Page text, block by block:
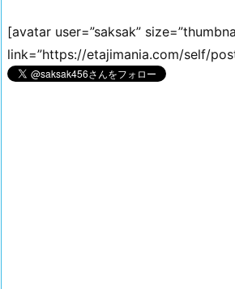
[avatar user=”saksak”
link=”https://etajimania.com/self/